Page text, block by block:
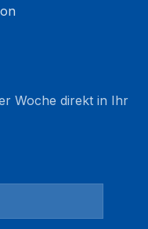
Woche direkt in Ihr